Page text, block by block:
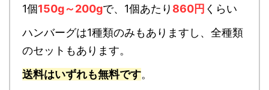
1個150g～200gで、1個あたり 860円 くらい
ハンバーグは1種類のみもありますし、全種類
のセットもあります。
送料はいずれも無料です。